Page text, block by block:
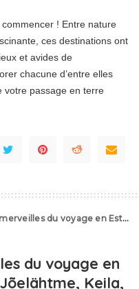
! Entre nature
ces destinations ont
et avides de
chacune d’entre elles
votre passage en terre
: Anija, Harku, Jõelähtme, Keila, Kiili, Kose, Kuusalu, Loksa et Lääne-Harju
du voyage en
Keila,